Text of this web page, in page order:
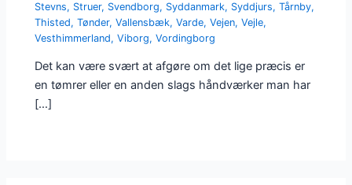
Stevns, Struer, Svendborg, Syddanmark, Syddjurs,Tårnby,
Thisted,Tønder,Vallensbæk,Varde,Vejen,Vejle,
Vesthimmerland,Viborg,Vordingborg
Det kan være svært at afgøre om det lige præcis er
en tømrer eller en anden slags håndværker man har
[…]